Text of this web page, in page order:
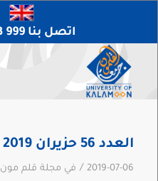
اتصل بنا 999 33 78 (11) 963 +
العدد 56 حزيران 2019
2019-07-06
/ في مجلة قلم مون